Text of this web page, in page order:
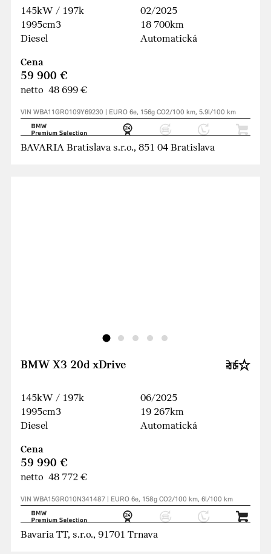
145kW / 197k
1995cm3
Diesel
02/2025
18 700km
Automatická
Cena
59 900 €
netto 48 699 €
VIN WBA11GR0109Y69230 | EURO 6e, 156g CO2/100 km, 5.9l/100 km
BAVARIA Bratislava s.r.o., 851 04 Bratislava
BMW X3 20d xDrive
145kW / 197k
1995cm3
Diesel
06/2025
19 267km
Automatická
Cena
59 990 €
netto 48 772 €
VIN WBA15GR010N341487 | EURO 6e, 158g CO2/100 km, 6l/100 km
Bavaria TT, s.r.o., 91701 Trnava